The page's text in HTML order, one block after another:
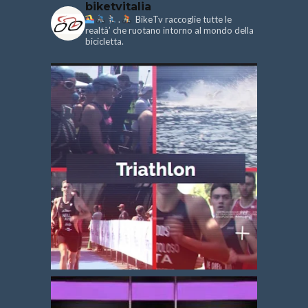
biketvitalia
.
BikeTv raccoglie tutte le
realtà’ che ruotano intorno al mondo della
bicicletta.